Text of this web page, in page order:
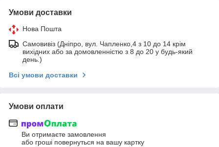
Умови доставки
Нова Пошта
Самовивіз (Дніпро, вул. Чапленко,4 з 10 до 14 крім
вихідних або за домовленністю з 8 до 20 у будь-який
день.)
Всі умови доставки
Умови оплати
Ви отримаєте замовлення
або гроші повернуться на вашу картку